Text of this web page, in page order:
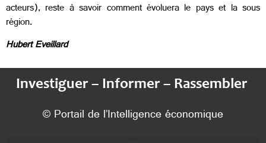
acteurs), reste à savoir comment évoluera le pays et la sous
région.
Hubert Eveillard
Investiguer – Informer – Rassembler
© Portail de l’Intelligence économique